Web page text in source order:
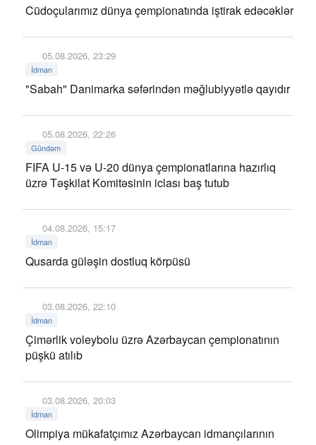
Cüdoçularımız dünya çempionatında iştirak edəcəklər
05.08.2026, 23:29
İdman
"Sabah" Danimarka səfərindən məğlubiyyətlə qayıdır
05.08.2026, 22:26
Gündəm
FIFA U-15 və U-20 dünya çempionatlarına hazırlıq
üzrə Təşkilat Komitəsinin iclası baş tutub
04.08.2026, 15:17
İdman
Qusarda güləşin dostluq körpüsü
03.08.2026, 22:10
İdman
Çimərlik voleybolu üzrə Azərbaycan çempionatının
püşkü atılıb
03.08.2026, 20:03
İdman
Olimpiya mükafatçımız Azərbaycan idmançılarının